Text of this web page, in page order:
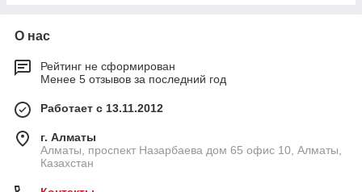
О нас
Рейтинг не сформирован
Менее 5 отзывов за последний год
Работает с 13.11.2012
г. Алматы
Алматы, проспект Назарбаева дом 65 офис 10, Алматы,
Казахстан